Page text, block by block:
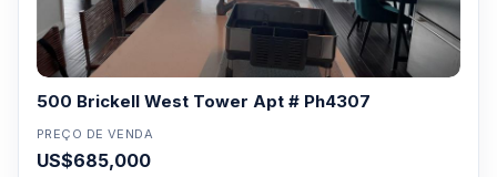
500 Brickell West Tower Apt # Ph4307
PREÇO DE VENDA
US$685,000